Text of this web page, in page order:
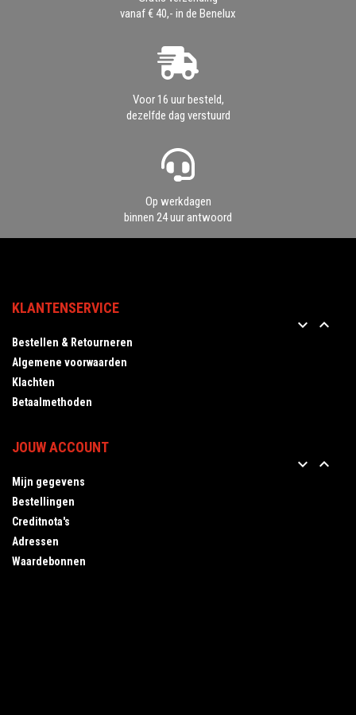
vanaf € 40,- in de Benelux
Voor 16 uur besteld,
dezelfde dag verstuurd
Op werkdagen
binnen 24 uur antwoord
KLANTENSERVICE
 
Bestellen & Retourneren
Algemene voorwaarden
Klachten
Betaalmethoden
JOUW ACCOUNT
 
Mijn gegevens
Bestellingen
Creditnota's
Adressen
Waardebonnen